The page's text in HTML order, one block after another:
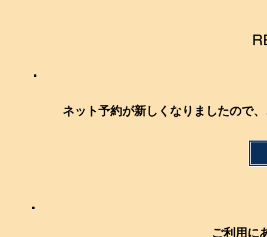
ネット予約が新しくなりましたので
ご利用に